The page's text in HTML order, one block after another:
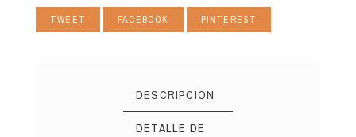
TWEET FACEBOOK PINTEREST
DESCRIPCIÓN
DETALLE DE